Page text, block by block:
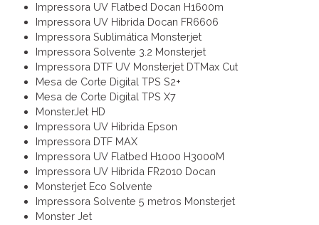
Impressora UV Flatbed Docan H1600m
Impressora UV Híbrida Docan FR6606
Impressora Sublimática Monsterjet
Impressora Solvente 3.2 Monsterjet
Impressora DTF UV Monsterjet DTMax Cut
Mesa de Corte Digital TPS S2+
Mesa de Corte Digital TPS X7
MonsterJet HD
Impressora UV Hibrida Epson
Impressora DTF MAX
Impressora UV Flatbed H1000 H3000M
Impressora UV Híbrida FR2010 Docan
Monsterjet Eco Solvente
Impressora Solvente 5 metros Monsterjet
Monster Jet